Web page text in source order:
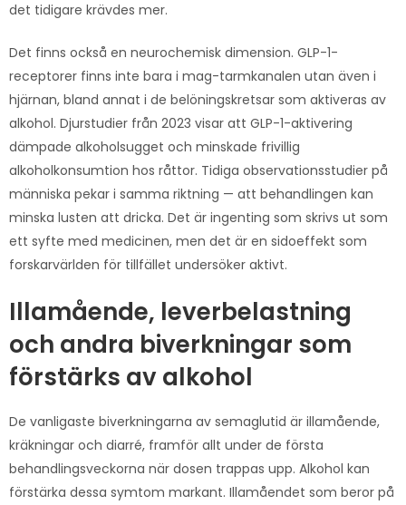
det tidigare krävdes mer.
Det finns också en neurochemisk dimension. GLP-1-
receptorer finns inte bara i mag-tarmkanalen utan även i
hjärnan, bland annat i de belöningskretsar som aktiveras av
alkohol. Djurstudier från 2023 visar att GLP-1-aktivering
dämpade alkoholsugget och minskade frivillig
alkoholkonsumtion hos råttor. Tidiga observationsstudier på
människa pekar i samma riktning — att behandlingen kan
minska lusten att dricka. Det är ingenting som skrivs ut som
ett syfte med medicinen, men det är en sidoeffekt som
forskarvärlden för tillfället undersöker aktivt.
Illamående, leverbelastning
och andra biverkningar som
förstärks av alkohol
De vanligaste biverkningarna av semaglutid är illamående,
kräkningar och diarré, framför allt under de första
behandlingsveckorna när dosen trappas upp. Alkohol kan
förstärka dessa symtom markant. Illamåendet som beror på